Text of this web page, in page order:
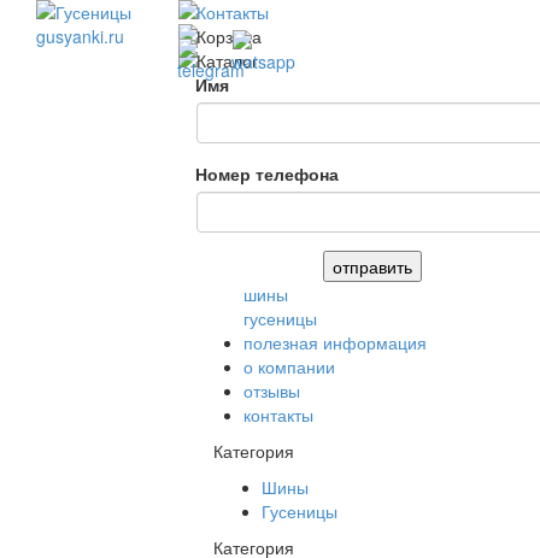
Имя
Номер телефона
шины
гусеницы
полезная информация
о компании
отзывы
контакты
Категория
Шины
Гусеницы
Категория